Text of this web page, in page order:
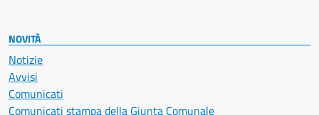
NOVITÀ
Notizie
Avvisi
Comunicati
Comunicati stampa della Giunta Comunale